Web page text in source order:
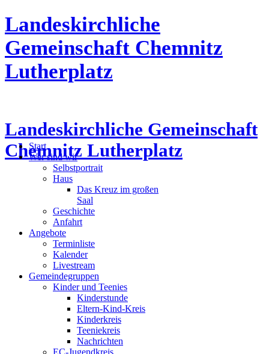
Landeskirchliche
Gemeinschaft Chemnitz
Lutherplatz
Landeskirchliche Gemeinschaft
Chemnitz Lutherplatz
Start
Wer sind wir
Selbstportrait
Haus
Das Kreuz im großen
Saal
Geschichte
Anfahrt
Angebote
Terminliste
Kalender
Livestream
Gemeindegruppen
Kinder und Teenies
Kinderstunde
Eltern-Kind-Kreis
Kinderkreis
Teeniekreis
Nachrichten
EC-Jugendkreis